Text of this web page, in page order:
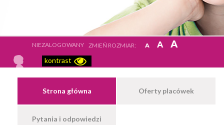
NIEZALOGOWANY ZMIEŃ ROZMIAR: A A A
kontrast
Strona główna Oferty placówek
Pytania i odpowiedzi